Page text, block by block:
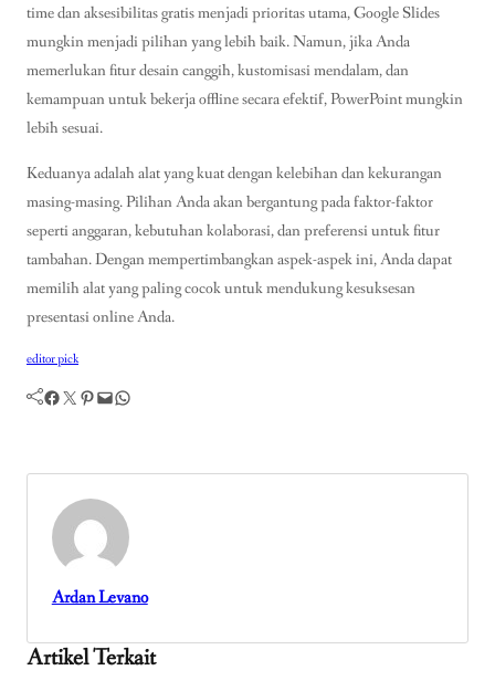
time dan aksesibilitas gratis menjadi prioritas utama, Google Slides
mungkin menjadi pilihan yang lebih baik. Namun, jika Anda
memerlukan fitur desain canggih, kustomisasi mendalam, dan
kemampuan untuk bekerja offline secara efektif, PowerPoint mungkin
lebih sesuai.
Keduanya adalah alat yang kuat dengan kelebihan dan kekurangan
masing-masing. Pilihan Anda akan bergantung pada faktor-faktor
seperti anggaran, kebutuhan kolaborasi, dan preferensi untuk fitur
tambahan. Dengan mempertimbangkan aspek-aspek ini, Anda dapat
memilih alat yang paling cocok untuk mendukung kesuksesan
presentasi online Anda.
editor pick
Facebook Twitter Pinterest Mail WhatsApp
Ardan Levano
Artikel Terkait